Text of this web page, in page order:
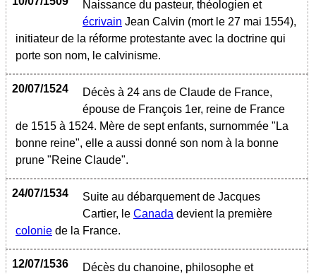
Naissance du pasteur, théologien et
écrivain Jean Calvin (mort le 27 mai 1554),
initiateur de la réforme protestante avec la doctrine qui
porte son nom, le calvinisme.
20/07/1524
Décès à 24 ans de Claude de France,
épouse de François 1er, reine de France
de 1515 à 1524. Mère de sept enfants, surnommée "La
bonne reine", elle a aussi donné son nom à la bonne
prune "Reine Claude".
24/07/1534
Suite au débarquement de Jacques
Cartier, le Canada devient la première
colonie de la France.
12/07/1536
Décès du chanoine, philosophe et